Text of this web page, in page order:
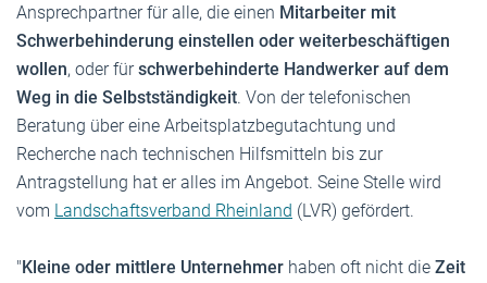
Ansprechpartner für alle, die einen Mitarbeiter mit
Schwerbehinderung einstellen oder weiterbeschäftigen
wollen, oder fürschwerbehinderte Handwerker auf dem
Weg in die Selbstständigkeit. Von der telefonischen
Beratung über eine Arbeitsplatzbegutachtung und
Recherche nach technischen Hilfsmitteln bis zur
Antragstellung hat er alles im Angebot. Seine Stelle wird
vom Landschaftsverband Rheinland (LVR) gefördert.
"Kleine oder mittlere Unternehmer haben oft nicht die Zeit